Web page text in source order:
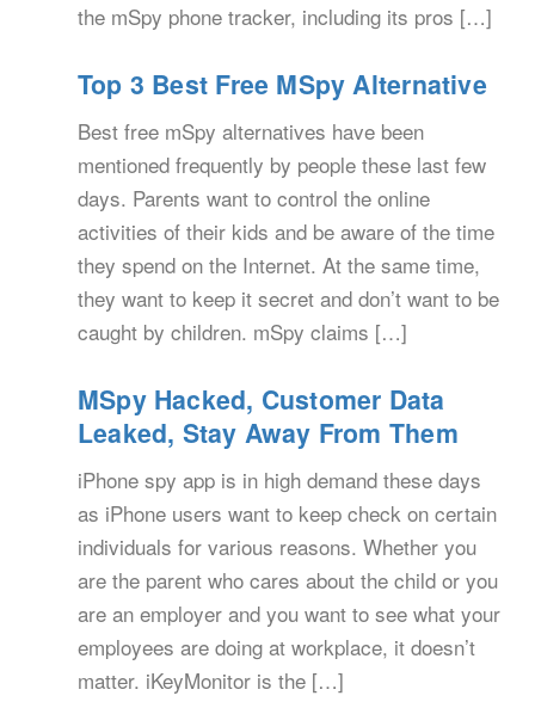
the mSpy phone tracker, including its pros […]
Top 3 Best Free MSpy Alternative
Best free mSpy alternatives have been
mentioned frequently by people these last few
days. Parents want to control the online
activities of their kids and be aware of the time
they spend on the Internet. At the same time,
they want to keep it secret and don’t want to be
caught by children. mSpy claims […]
MSpy Hacked, Customer Data
Leaked, Stay Away From Them
iPhone spy app is in high demand these days
as iPhone users want to keep check on certain
individuals for various reasons. Whether you
are the parent who cares about the child or you
are an employer and you want to see what your
employees are doing at workplace, it doesn’t
matter. iKeyMonitor is the […]